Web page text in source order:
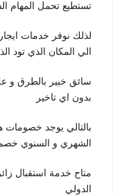
تستطيع تحمل المهام
لذلك نوفر خدمات
الي المكان الذي تود
سائق خبير بالطرق و
بدون اي تاخير
بالتالي يوجد خصومات
الشهري و السنوي خصم
متاح خدمة استقبال
الدولي